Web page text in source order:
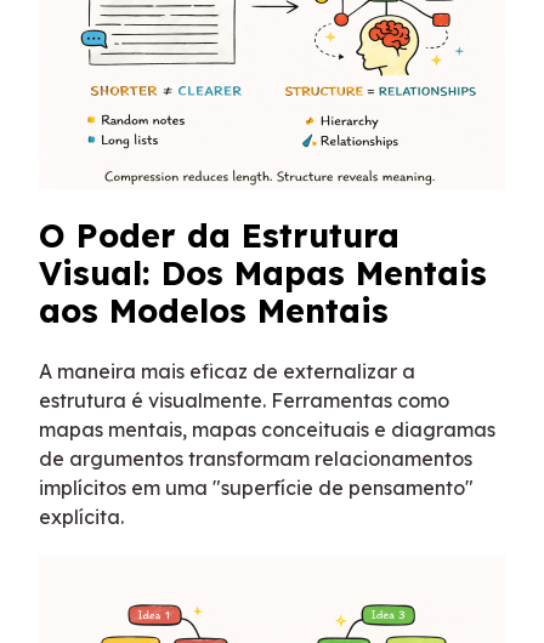
O Poder da Estrutura
Visual: Dos Mapas Mentais
aos Modelos Mentais
A maneira mais eficaz de externalizar a
estrutura é visualmente. Ferramentas como
mapas mentais, mapas conceituais e diagramas
de argumentos transformam relacionamentos
implícitos em uma "superfície de pensamento"
explícita.